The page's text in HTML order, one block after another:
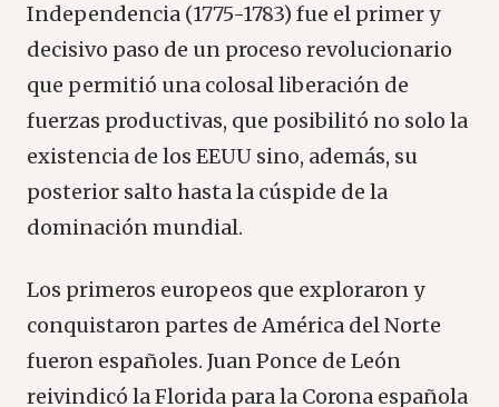
Independencia (1775-1783) fue el primer y
decisivo paso de un proceso revolucionario
que permitió una colosal liberación de
fuerzas productivas, que posibilitó no solo la
existencia de los EEUU sino, además, su
posterior salto hasta la cúspide de la
dominación mundial.
Los primeros europeos que exploraron y
conquistaron partes de América del Norte
fueron españoles. Juan Ponce de León
reivindicó la Florida para la Corona española